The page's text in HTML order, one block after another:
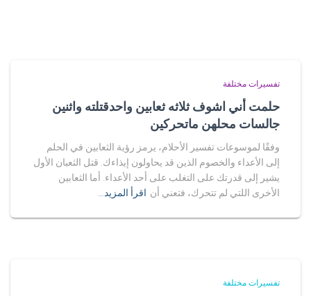
تفسيرات مختلفة
حلمت أني اشوف ثلاثه ثعابين واحدقتلته واثنين
جالسات محلهن ماتحركين
وفقًا لموسوعات تفسير الأحلام، يرمز رؤية الثعابين في الحلم
إلى الأعداء والخصوم الذين قد يحاولون إيذاءك. قتل الثعبان الأول
يشير إلى قدرتك على التغلب على أحد الأعداء. أما الثعابين
الأخرى اللتي لم تتحرك، فتعني أن اقرأ المزيد…
تفسيرات مختلفة